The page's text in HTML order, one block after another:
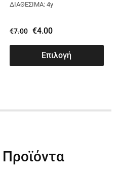
ΠΕΤΡΟΛ 3021
ΔΙΑΘΕΣΙΜΑ: 4y
€7.00 €4.00
Επιλογή